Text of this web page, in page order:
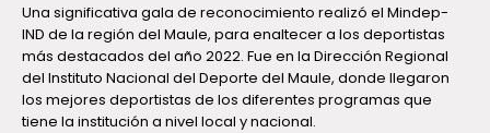
Una significativa gala de reconocimiento realizó el Mindep-
IND de la región del Maule, para enaltecer a los deportistas
más destacados del año 2022. Fue en la Dirección Regional
del Instituto Nacional del Deporte del Maule, donde llegaron
los mejores deportistas de los diferentes programas que
tiene la institución a nivel local y nacional.